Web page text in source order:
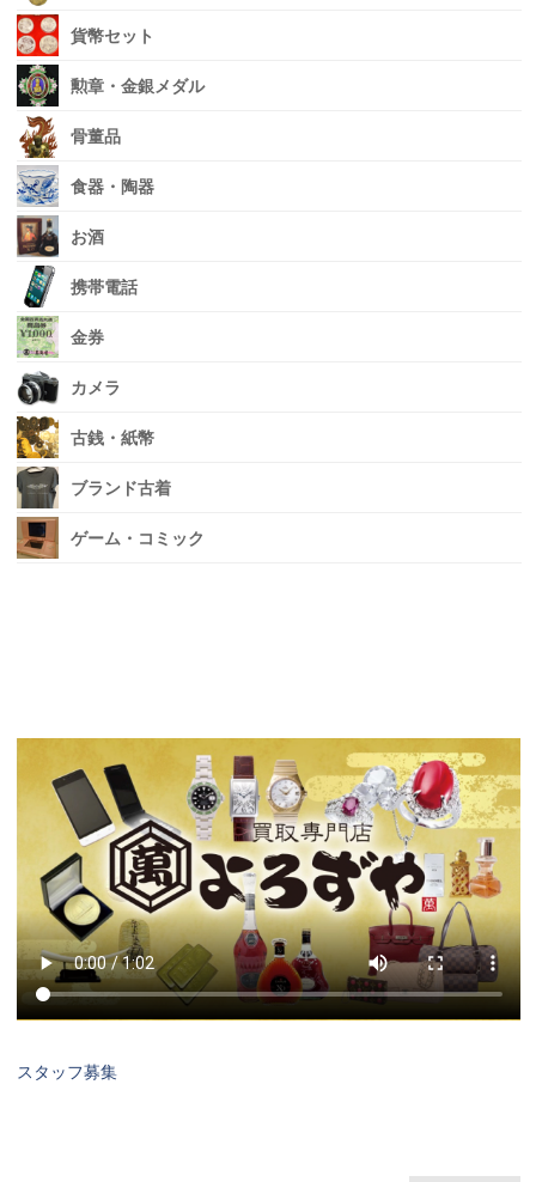
貨幣セット
勲章・金銀メダル
骨董品
食器・陶器
お酒
携帯電話
金券
カメラ
古銭・紙幣
ブランド古着
ゲーム・コミック
スタッフ募集